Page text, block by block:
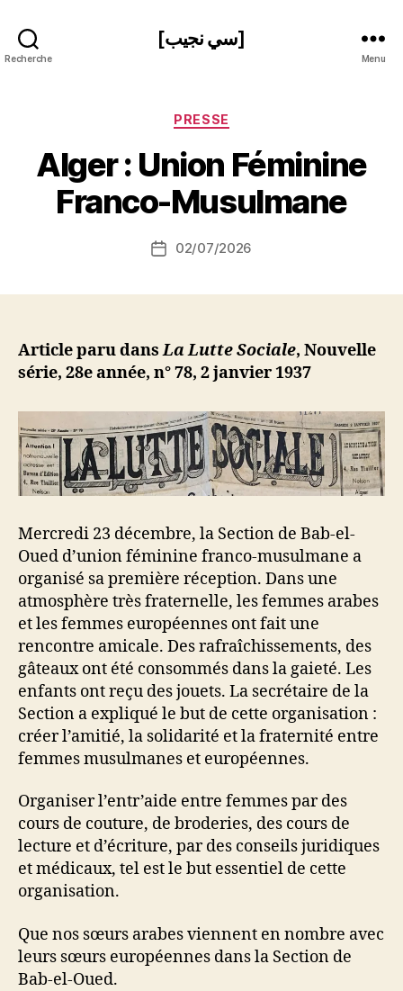
Recherche
[سي نجيب]
Menu
Catégories
PRESSE
Alger : Union Féminine
Franco-Musulmane
Auteur
de
P
a
S
N
Date02/07/2026
Article paru dansLa Lutte Sociale, Nouvelle
série, 28e année, n° 78, 2 janvier 1937
Mercredi 23 décembre, la Section de Bab-el-
Oued d’union féminine franco-musulmane a
organisé sa première réception. Dans une
atmosphère très fraternelle, les femmes arabes
et les femmes européennes ont fait une
rencontre amicale. Des rafraîchissements, des
gâteaux ont été consommés dans la gaieté. Les
enfants ont reçu des jouets. La secrétaire de la
Section a expliqué le but de cette organisation :
créer l’amitié, la solidarité et la fraternité entre
femmes musulmanes et européennes.
Organiser l’entr’aide entre femmes par des
cours de couture, de broderies, des cours de
lecture et d’écriture, par des conseils juridiques
et médicaux, tel est le but essentiel de cette
organisation.
Que nos sœurs arabes viennent en nombre avec
leurs sœurs européennes dans la Section de
Bab-el-Oued.